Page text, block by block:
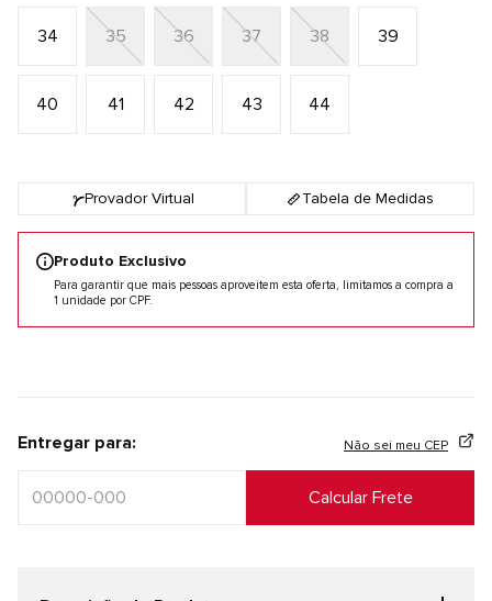
34 35 36 37 38 39
40 41 42 43 44
Provador Virtual Tabela de Medidas
Produto Exclusivo
Para garantir que mais pessoas aproveitem esta oferta, limitamos a compra a
1 unidade por CPF.
Entregar para: Não sei meu CEP